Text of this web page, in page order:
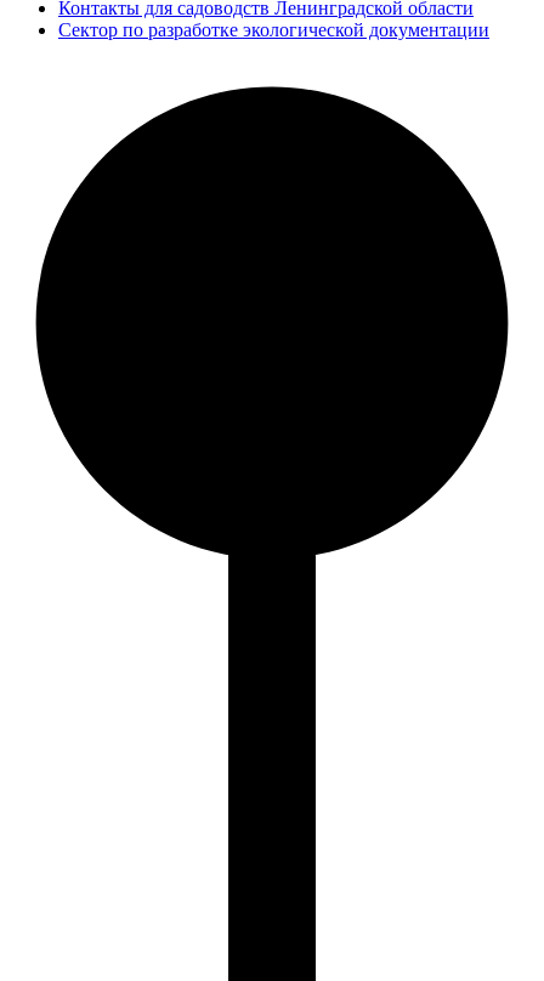
Контакты для садоводств Ленинградской области
Сектор по разработке экологической документации